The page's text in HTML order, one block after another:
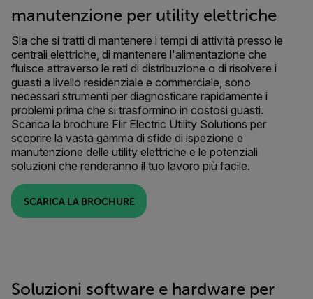
manutenzione per utility elettriche
Sia che si tratti di mantenere i tempi di attività presso le
centrali elettriche, di mantenere l'alimentazione che
fluisce attraverso le reti di distribuzione o di risolvere i
guasti a livello residenziale e commerciale, sono
necessari strumenti per diagnosticare rapidamente i
problemi prima che si trasformino in costosi guasti.
Scarica la brochure Flir Electric Utility Solutions per
scoprire la vasta gamma di sfide di ispezione e
manutenzione delle utility elettriche e le potenziali
soluzioni che renderanno il tuo lavoro più facile.
SCARICA LA BROCHURE
Soluzioni software e hardware per